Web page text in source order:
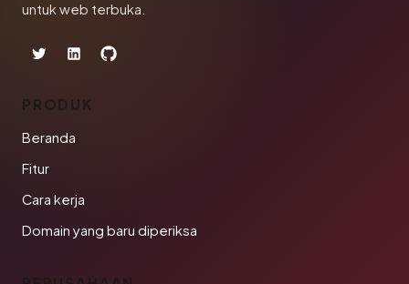
untuk web terbuka.
PRODUK
Beranda
Fitur
Cara kerja
Domain yang baru diperiksa